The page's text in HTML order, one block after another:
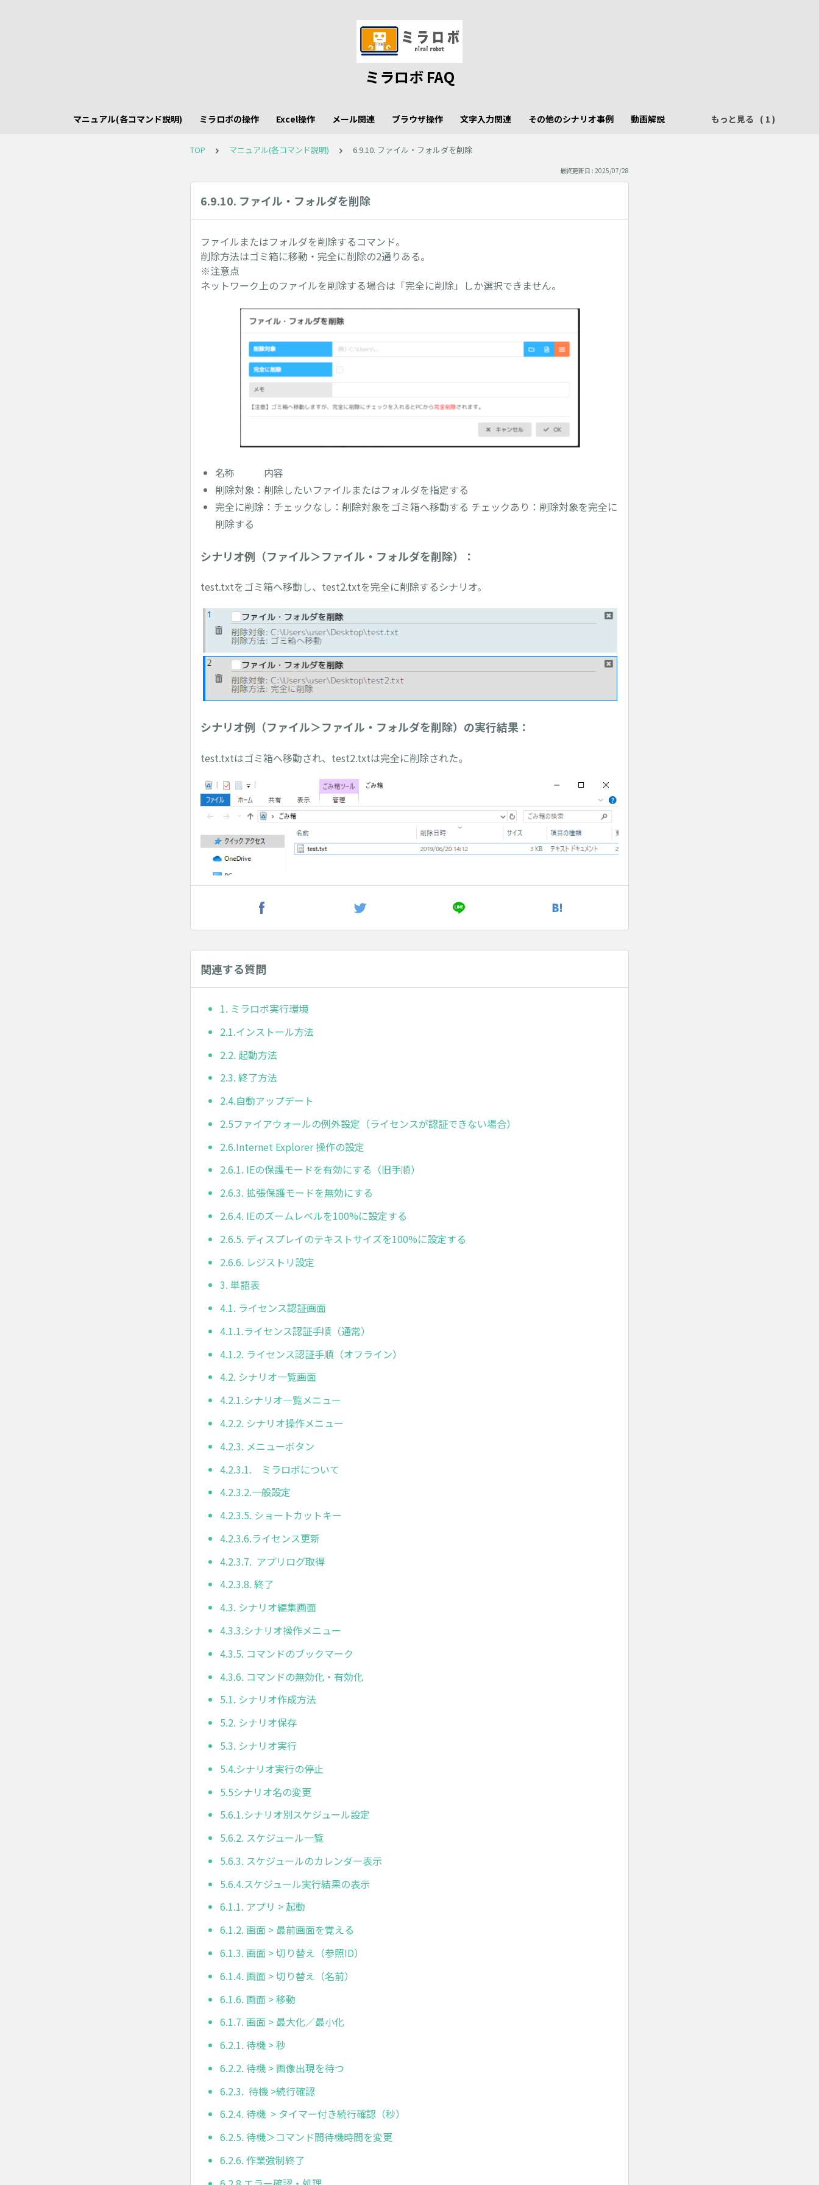
ミラロボ FAQ
マニュアル(各コマンド説明) ミラロボの操作 Excel操作 メール関連 ブラウザ操作 文字入力関連 その他のシナリオ事例 動画解説 もっと見る
TOP マニュアル(各コマンド説明) 6.9.10. ファイル・フォルダを削除
最終更新日 : 2025/07/28
6.9.10. ファイル・フォルダを削除
ファイルまたはフォルダを削除するコマンド。
削除方法はゴミ箱に移動・完全に削除の2通りある。
※注意点
ネットワーク上のファイルを削除する場合は「完全に削除」しか選択できません。
名称 内容
削除対象：削除したいファイルまたはフォルダを指定する
完全に削除：チェックなし：削除対象をゴミ箱へ移動する チェックあり：削除対象を完全に
削除する
シナリオ例（ファイル＞ファイル・フォルダを削除）：
test.txtをゴミ箱へ移動し、test2.txtを完全に削除するシナリオ。
シナリオ例（ファイル＞ファイル・フォルダを削除）の実行結果：
test.txtはゴミ箱へ移動され、test2.txtは完全に削除された。
関連する質問
1. ミラロボ実行環境
2.1.インストール方法
2.2. 起動方法
2.3. 終了方法
2.4.自動アップデート
2.5ファイアウォールの例外設定（ライセンスが認証できない場合）
2.6.Internet Explorer 操作の設定
2.6.1. IEの保護モードを有効にする（旧手順）
2.6.3. 拡張保護モードを無効にする
2.6.4. IEのズームレベルを100%に設定する
2.6.5. ディスプレイのテキストサイズを100%に設定する
2.6.6. レジストリ設定
3. 単語表
4.1. ライセンス認証画面
4.1.1.ライセンス認証手順（通常）
4.1.2. ライセンス認証手順（オフライン）
4.2. シナリオ一覧画面
4.2.1.シナリオ一覧メニュー
4.2.2. シナリオ操作メニュー
4.2.3. メニューボタン
4.2.3.1. ミラロボについて
4.2.3.2.一般設定
4.2.3.5. ショートカットキー
4.2.3.6.ライセンス更新
4.2.3.7. アプリログ取得
4.2.3.8. 終了
4.3. シナリオ編集画面
4.3.3.シナリオ操作メニュー
4.3.5. コマンドのブックマーク
4.3.6. コマンドの無効化・有効化
5.1. シナリオ作成方法
5.2. シナリオ保存
5.3. シナリオ実行
5.4.シナリオ実行の停止
5.5シナリオ名の変更
5.6.1.シナリオ別スケジュール設定
5.6.2. スケジュール一覧
5.6.3. スケジュールのカレンダー表示
5.6.4.スケジュール実行結果の表示
6.1.1. アプリ > 起動
6.1.2. 画面 > 最前画面を覚える
6.1.3. 画面 > 切り替え（参照ID）
6.1.4. 画面 > 切り替え（名前）
6.1.6. 画面 > 移動
6.1.7. 画面 > 最大化／最小化
6.2.1. 待機 > 秒
6.2.2. 待機 > 画像出現を待つ
6.2.3. 待機 >続行確認
6.2.4. 待機 > タイマー付き続行確認（秒）
6.2.5. 待機＞コマンド間待機時間を変更
6.2.6. 作業強制終了